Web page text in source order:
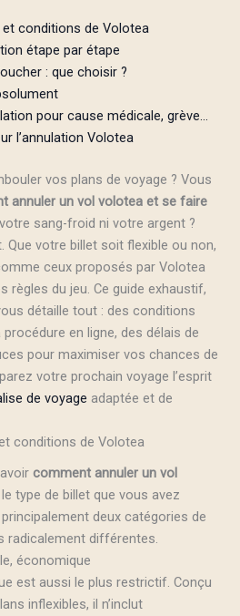
conditions de Volotea
étape par étape
: que choisir ?
pour cause médicale, grève…
l’annulation Volotea
vos plans de voyage ? Vous
annuler un vol volotea et se faire
sang-froid ni votre argent ?
Que votre billet soit flexible ou non,
ceux proposés par Volotea
règles du jeu. Ce guide exhaustif,
détaille tout : des conditions
en ligne, des délais de
pour maximiser vos chances de
votre prochain voyage l’esprit
de voyage adaptée et de
conditions de Volotea
comment annuler un vol
type de billet que vous avez
deux catégories de
radicalement différentes.
économique
est aussi le plus restrictif. Conçu
inflexibles, il n’inclut